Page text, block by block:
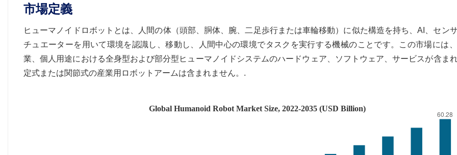
市場定義
ヒューマノイドロボットとは、人間の体（頭部、胴体、腕、二足歩行または車輪移動）に似た構造を持ち、AI、セン
チュエーターを用いて環境を認識し、移動し、人間中心の環境でタスクを実行する機械のことです。この市場には
業、個人用途における全身型および部分型ヒューマノイドシステムのハードウェア、ソフトウェア、サービスが含ま
定式または関節式の産業用ロボットアームは含まれません。.